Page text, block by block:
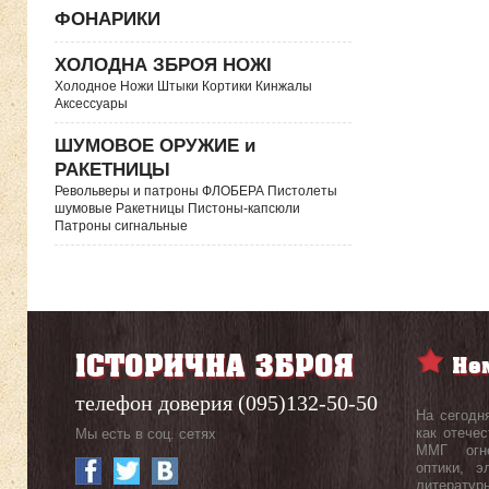
ФОНАРИКИ
ХОЛОДНА ЗБРОЯ НОЖІ
Холодное Ножи Штыки Кортики Кинжалы
Аксессуары
ШУМОВОЕ ОРУЖИЕ и
РАКЕТНИЦЫ
Револьверы и патроны ФЛОБЕРА Пистолеты
шумовые Ракетницы Пистоны-капсюли
Патроны сигнальные
телефон доверия (095)132-50-50
Мы есть в соц. сетях
На
как
ММГ
оптики,